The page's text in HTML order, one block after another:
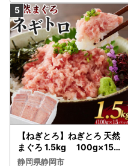
【ねぎとろ】ねぎとろ 天然
まぐろ 1.5kg 100g×15パ
ック
静岡県静岡市